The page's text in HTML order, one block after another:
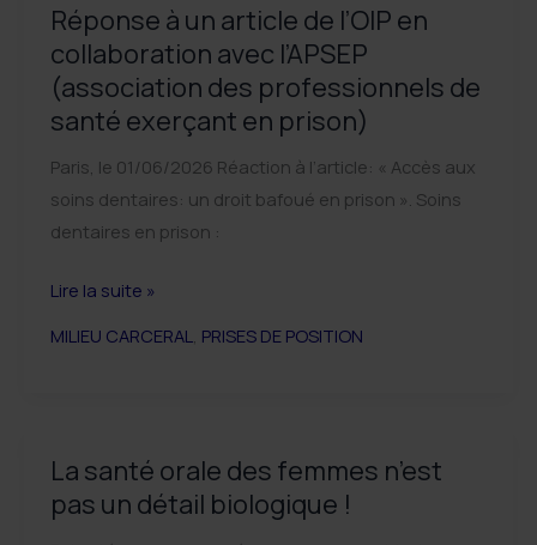
journée
de
santé
publique
dentaire.
DATE
LIMITE
septembre
2026
Réponse à un article de l’OIP en
collaboration avec l’APSEP
(association des professionnels de
santé exerçant en prison)
Paris, le 01/06/2026 Réaction à l’article: « Accès aux
soins dentaires: un droit bafoué en prison ». Soins
dentaires en prison :
Réponse
en
collaboration
Lire la suite »
MILIEU CARCERAL, PRISES DE POSITION
La santé orale des femmes n’est
pas un détail biologique !